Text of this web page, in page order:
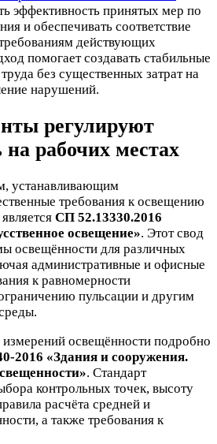
эффективность принятых мер по
и обеспечивать соответствие
действующих
помогает создавать стабильные
без существенных затрат на
нарушений.
регулируют
рабочих местах
устанавливающим
требования к освещению
СП 52.13330.2016
освещение». Этот свод
освещённости для различных
административные и офисные
к равномерности
пульсации и другим
освещённости подробно
2016 «Здания и сооружения.
. Стандарт
контрольных точек, высоту
расчёта средней и
а также требования к